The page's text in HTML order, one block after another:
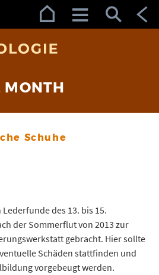
MONTH
Schuhe
des 13. bis 15.
der Sommerflut von 2013 zur
gebracht. Hier sollte
Schäden stattfinden und
vorgebeugt werden.